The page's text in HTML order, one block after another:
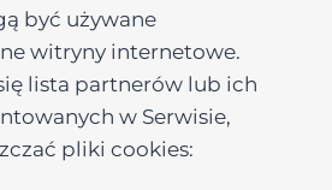
być używane
witryny internetowe.
lista partnerów lub ich
w Serwisie,
pliki cookies: